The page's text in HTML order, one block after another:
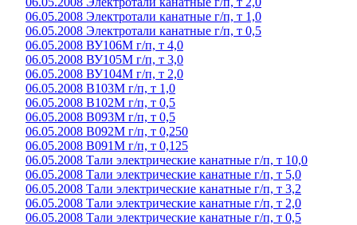
06.05.2008 Электротали канатные г/п, т 1,0
06.05.2008 Электротали канатные г/п, т 0,5
06.05.2008 ВУ106М г/п, т 4,0
06.05.2008 ВУ105М г/п, т 3,0
06.05.2008 ВУ104М г/п, т 2,0
06.05.2008 В103М г/п, т 1,0
06.05.2008 В102М г/п, т 0,5
06.05.2008 В093М г/п, т 0,5
06.05.2008 В092М г/п, т 0,250
06.05.2008 В091М г/п, т 0,125
06.05.2008 Тали электрические канатные г/п, т 10,0
06.05.2008 Тали электрические канатные г/п, т 5,0
06.05.2008 Тали электрические канатные г/п, т 3,2
06.05.2008 Тали электрические канатные г/п, т 2,0
06.05.2008 Тали электрические канатные г/п, т 0,5